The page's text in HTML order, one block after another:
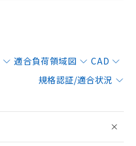
適合負荷領域図
CAD
規格認証/適合状況